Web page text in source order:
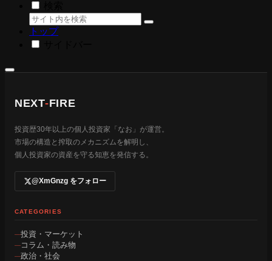
トップ
NEXT-FIRE
投資歴30年以上の個人投資家「なお」が運営。
市場の構造と搾取のメカニズムを解明し、
個人投資家の資産を守る知恵を発信する。
@XmGnzg をフォロー
CATEGORIES
投資・マーケット
コラム・読み物
政治・社会